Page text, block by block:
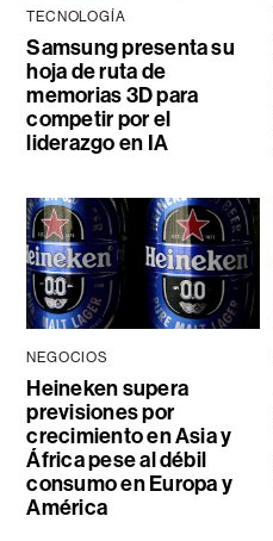
TECNOLOGÍA
Samsung presenta su
hoja de ruta de
memorias 3D para
competir por el
liderazgo en IA
NEGOCIOS
Heineken supera
previsiones por
crecimiento en Asia y
África pese al débil
consumo en Europa y
América